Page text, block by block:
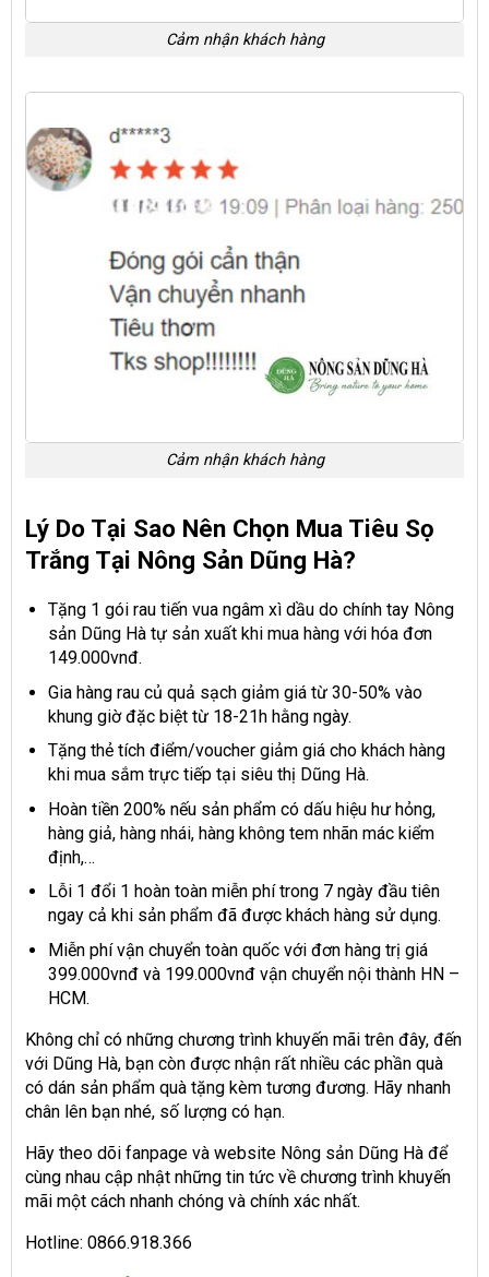
Cảm nhận khách hàng
Cảm nhận khách hàng
Lý Do Tại Sao Nên Chọn Mua Tiêu Sọ
Trắng Tại Nông Sản Dũng Hà?
Tặng 1 gói rau tiến vua ngâm xì dầu do chính tay Nông
sản Dũng Hà tự sản xuất khi mua hàng với hóa đơn
149.000vnđ.
Gia hàng rau củ quả sạch giảm giá từ 30-50% vào
khung giờ đặc biệt từ 18-21h hằng ngày.
Tặng thẻ tích điểm/voucher giảm giá cho khách hàng
khi mua sắm trực tiếp tại siêu thị Dũng Hà.
Hoàn tiền 200% nếu sản phẩm có dấu hiệu hư hỏng,
hàng giả, hàng nhái, hàng không tem nhãn mác kiểm
định,…
Lỗi 1 đổi 1 hoàn toàn miễn phí trong 7 ngày đầu tiên
ngay cả khi sản phẩm đã được khách hàng sử dụng.
Miễn phí vận chuyển toàn quốc với đơn hàng trị giá
399.000vnđ và 199.000vnđ vận chuyển nội thành HN –
HCM.
Không chỉ có những chương trình khuyến mãi trên đây, đến
với Dũng Hà, bạn còn được nhận rất nhiều các phần quà
có dán sản phẩm quà tặng kèm tương đương. Hãy nhanh
chân lên bạn nhé, số lượng có hạn.
Hãy theo dõi fanpage và website Nông sản Dũng Hà để
cùng nhau cập nhật những tin tức về chương trình khuyến
mãi một cách nhanh chóng và chính xác nhất.
Hotline: 0866.918.366